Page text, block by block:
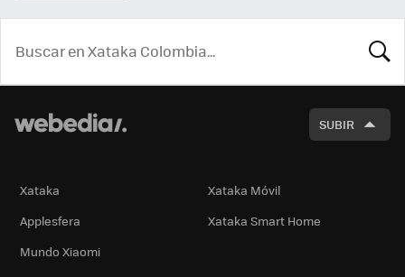
SUBIR
Xataka
Xataka Móvil
Applesfera
Xataka Smart Home
Mundo Xiaomi